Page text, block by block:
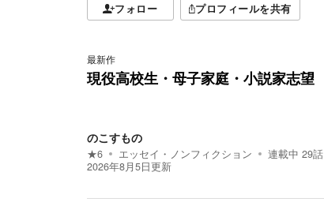
フォロー プロフィールを共有
最新作
現役高校生・母子家庭・小説家志望
のこすもの
★6 エッセイ・ノンフィクション 連載中 29話
2026年8月5日更新